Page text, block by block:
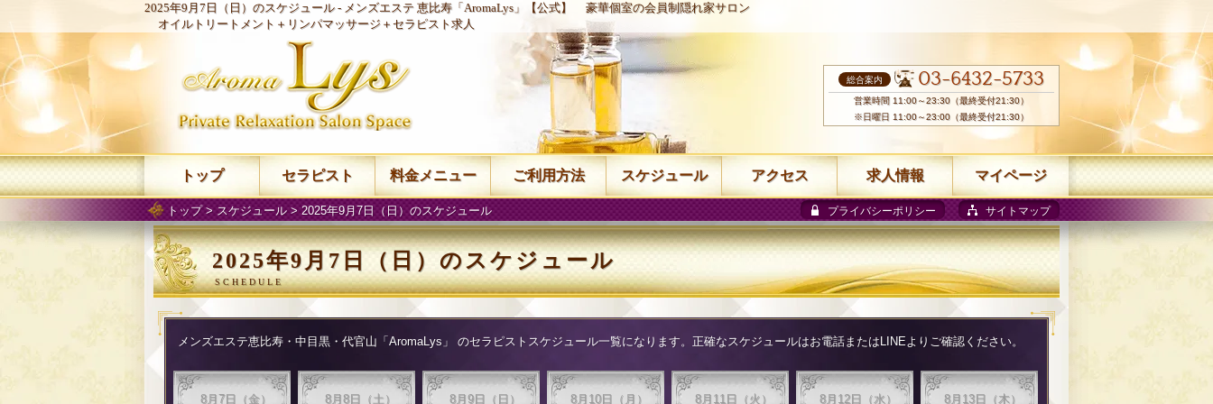
2025年9月7日（日）のスケジュール - メンズエステ 恵比寿「AromaLys」【公式】
豪華個室の会員制隠れ家サロン
オイルトリートメント＋リンパマッサージ＋セラピスト求人
トップ> スケジュール> 2025年9月7日（日）のスケジュール プライバシーポリシー サイトマップ
2025年9月7日（日）のスケジュール
メンズエステ恵比寿・中目黒・代官山「AromaLys」 のセラピストスケジュール一覧になります。正確なスケジュールはお電話またはLINEよりご確認ください。
8月7日（金） 8月8日（土） 8月9日（日） 8月10日（月） 8月11日（火） 8月12日（水） 8月13日（木）
総合案内 03-6432-5733
営業時間 11:00～23:30（最終受付21:30）
※日曜日 11:00～23:00（最終受付21:30）
トップ セラピスト 料金メニュー ご利用方法 スケジュール アクセス 求人情報 マイページ